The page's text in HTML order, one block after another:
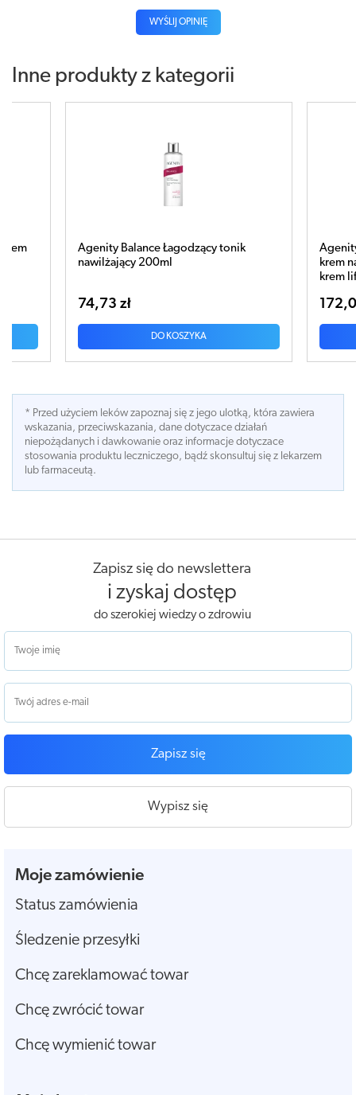
WYŚLIJ OPINIĘ
Inne produkty z kategorii
Agenity Balance Łagodzący tonik
nawilżający 200ml
Agenity Prolift 4°
krem na dzień 50ml
krem liftingujący na
* Przed użyciem leków zapoznaj się z jego ulotką, która zawiera
wskazania, przeciwskazania, dane dotyczace działań
niepożądanych i dawkowanie oraz informacje dotyczace
stosowania produktu leczniczego, bądź skonsultuj się z lekarzem
lub farmaceutą.
Zapisz się do newslettera
i zyskaj dostęp
do szerokiej wiedzy o zdrowiu
Zapisz się
Wypisz się
Moje zamówienie
Status zamówienia
Śledzenie przesyłki
Chcę zareklamować towar
Chcę zwrócić towar
Chcę wymienić towar